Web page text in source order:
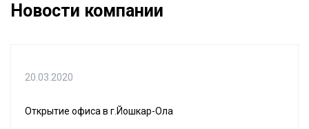
Новости компании
20.03.2020
Открытие офиса в г.Йошкар-Ола